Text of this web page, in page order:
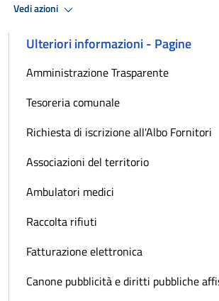
Vedi azioni
Ulteriori informazioni - Pagine
Amministrazione Trasparente
Tesoreria comunale
Richiesta di iscrizione all'Albo Fornitori
Associazioni del territorio
Ambulatori medici
Raccolta rifiuti
Fatturazione elettronica
Canone pubblicità e diritti pubbliche